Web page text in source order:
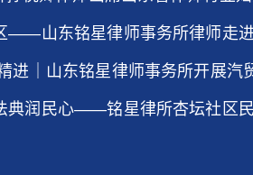
——山东铭星律师事务所律师走
进｜山东铭星律师事务所开展汽
典润民心——铭星律所杏坛社区